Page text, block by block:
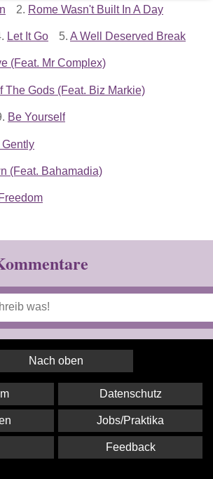
2. Rome Wasn't Built In A Day
Let It Go 5. A Well Deserved Break
(Feat. Mr Complex)
The Gods (Feat. Biz Markie)
Be Yourself
(Feat. Bahamadia)
Nach oben
Datenschutz
Jobs/Praktika
Feedback